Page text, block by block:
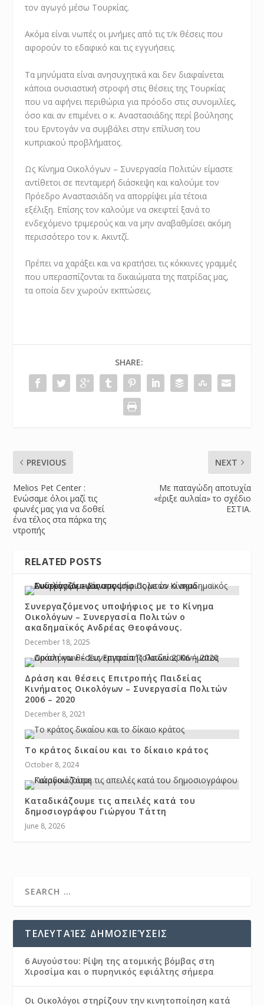
τον αγωγό μέσω Τουρκίας.
Ακόμα είναι νωπές οι μνήμες από τις τ/κ θέσεις που
αφορούν το εδαφικό και τις εγγυήσεις.
Τα μηνύματα είναι ανησυχητικά και δεν διαφαίνεται
κάποια ουσιαστική στροφή στις θέσεις της Τουρκίας
που να αφήνει περιθώρια για πρόοδο στις συνομιλίες,
όσο και αν επιμένει ο κ. Αναστασιάδης περί βούλησης
του Ερντογάν να συμβάλει στην επίλυση του
κυπριακού προβλήματος.
Ως Κίνημα Οικολόγων – Συνεργασία Πολιτών είμαστε
αντίθετοι σε πενταμερή διάσκεψη και καλούμε τον
Πρόεδρο Αναστασιάδη να απορρίψει μία τέτοια
εξέλιξη. Επίσης τον καλούμε να σκεφτεί ξανά το
ενδεχόμενο τριμερούς και να μην αναβαθμίσει ακόμη
περισσότερο τον κ. Ακιντζί.
Πρέπει να χαράξει και να κρατήσει τις κόκκινες γραμμές
που υπερασπίζονται τα δικαιώματα της πατρίδας μας,
τα οποία δεν χωρούν εκπτώσεις.
SHARE:
PREVIOUS
Melios Pet Center :
Ενώσαμε όλοι μαζί τις
φωνές μας για να δοθεί
ένα τέλος στα πάρκα της
ντροπής
NEXT
Με παταγώδη αποτυχία
«έριξε αυλαία» το σχέδιο
ΕΣΤΙΑ.
RELATED POSTS
Συνεργαζόμενος υποψήφιος με το Κίνημα
Οικολόγων – Συνεργασία Πολιτών ο
ακαδημαϊκός Ανδρέας Θεοφάνους.
December 18, 2025
Δράση και θέσεις Επιτροπής Παιδείας
Κινήματος Οικολόγων – Συνεργασία Πολιτών
2006 – 2020
December 8, 2021
Το κράτος δικαίου και το δίκαιο κράτος
October 8, 2024
Καταδικάζουμε τις απειλές κατά του
δημοσιογράφου Γιώργου Τάττη
June 8, 2026
ΤΕΛΕΥΤΑΊΕΣ ΔΗΜΟΣΙΕΎΣΕΙΣ
6 Αυγούστου: Ρίψη της ατομικής βόμβας στη
Χιροσίμα και ο πυρηνικός εφιάλτης σήμερα
Οι Οικολόγοι στηρίζουν την κινητοποίηση κατά